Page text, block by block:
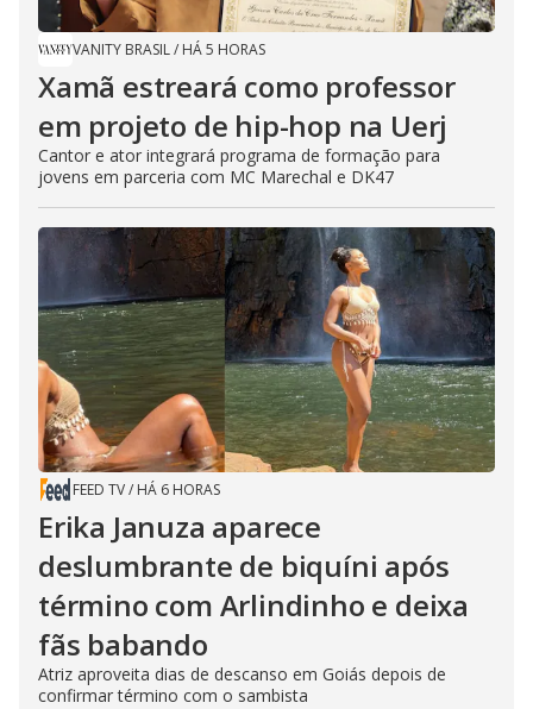
VANITY BRASIL/ HÁ 5 HORAS
Xamã estreará como professor
em projeto de hip-hop na Uerj
Cantor e ator integrará programa de formação para
jovens em parceria com MC Marechal e DK47
FEED TV/ HÁ 6 HORAS
Erika Januza aparece
deslumbrante de biquíni após
término com Arlindinho e deixa
fãs babando
Atriz aproveita dias de descanso em Goiás depois de
confirmar término com o sambista